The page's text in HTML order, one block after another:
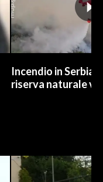
Incendio in Serbia,
riserva naturale